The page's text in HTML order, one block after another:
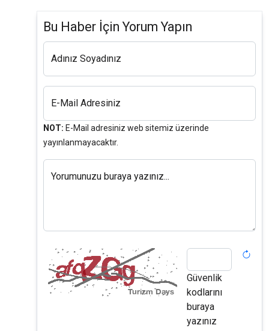
Bu Haber İçin Yorum Yapın
Adınız Soyadınız
E-Mail Adresiniz
NOT: E-Mail adresiniz web sitemiz üzerinde
yayınlanmayacaktır.
Yorumunuzu buraya yazınız...
Güvenlik
kodlarını
buraya
yazınız